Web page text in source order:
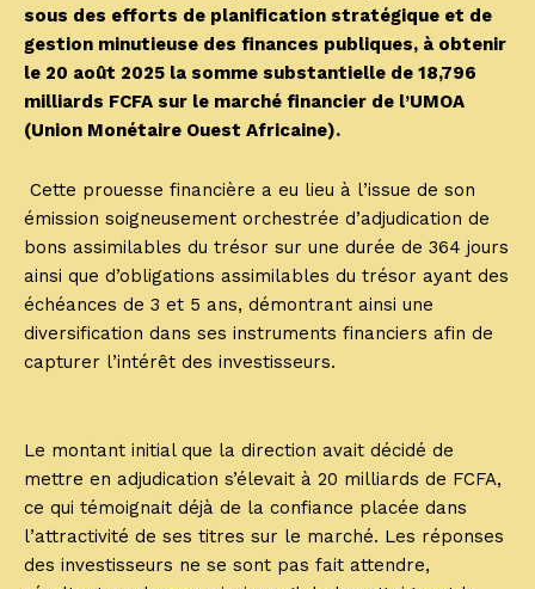
sous des efforts de planification stratégique et de
gestion minutieuse des finances publiques, à obtenir
le 20 août 2025 la somme substantielle de 18,796
milliards FCFA sur le marché financier de l’UMOA
(Union Monétaire Ouest Africaine).
Cette prouesse financière a eu lieu à l’issue de son
émission soigneusement orchestrée d’adjudication de
bons assimilables du trésor sur une durée de 364 jours
ainsi que d’obligations assimilables du trésor ayant des
échéances de 3 et 5 ans, démontrant ainsi une
diversification dans ses instruments financiers afin de
capturer l’intérêt des investisseurs.
Le montant initial que la direction avait décidé de
mettre en adjudication s’élevait à 20 milliards de FCFA,
ce qui témoignait déjà de la confiance placée dans
l’attractivité de ses titres sur le marché. Les réponses
des investisseurs ne se sont pas fait attendre,